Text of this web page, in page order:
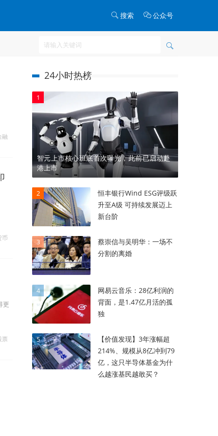
搜索 公众号
融
币
更
票
24小时热榜
1
智元上市核心班底首次曝光，此前已启动赴
港上市
2
恒丰银行Wind ESG评级跃
升至A级 可持续发展迈上
新台阶
3
蔡崇信与吴明华：一场不
分割的离婚
4
网易云音乐：28亿利润的
背面，是1.47亿月活的孤
独
5
【价值发现】3年涨幅超
214%、规模从8亿冲到79
亿，这只半导体基金为什
么越涨基民越敢买？